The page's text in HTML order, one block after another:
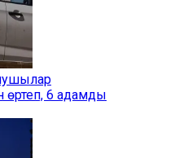
өртеп, 6 адамды